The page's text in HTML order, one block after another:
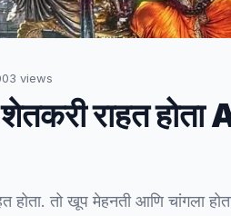
views
शेतकरी राहत
होता. तो खूप मेहनती आणि चांगला